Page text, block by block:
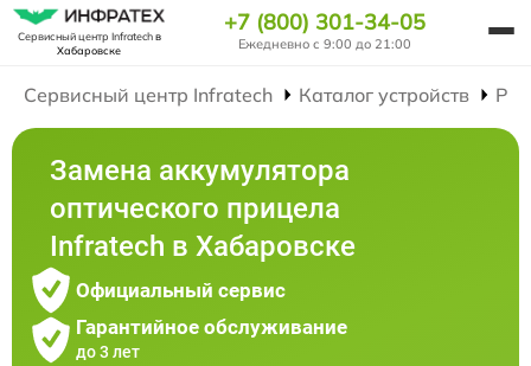
Сервисный центр Infratechв
Хабаровске
+7 (800) 301-34-05
Ежедневно с 9:00 до 21:00
Сервисный центр Infratech Каталог устройств
Замена аккумулятора
оптического прицела
Infratech в Хабаровске
Официальный сервис
Гарантийное обслуживание
до 3 лет